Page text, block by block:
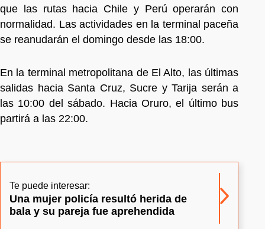
que las rutas hacia Chile y Perú operarán con
normalidad. Las actividades en la terminal paceña
se reanudarán el domingo desde las 18:00.
En la terminal metropolitana de El Alto, las últimas
salidas hacia Santa Cruz, Sucre y Tarija serán a
las 10:00 del sábado. Hacia Oruro, el último bus
partirá a las 22:00.
Te puede interesar:
Una mujer policía resultó herida de
bala y su pareja fue aprehendida